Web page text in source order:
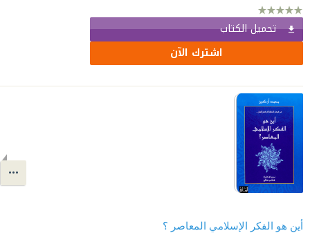
تحميل الكتاب
اشترك الآن
أين هو الفكر الإسلامي المعاصر ؟